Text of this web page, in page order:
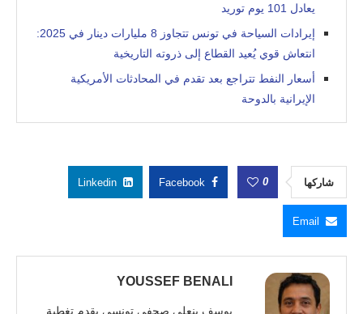
يعادل 101 يوم توريد
إيرادات السياحة في تونس تتجاوز 8 مليارات دينار في 2025:
انتعاش قوي يُعيد القطاع إلى ذروته التاريخية
أسعار النفط تتراجع بعد تقدم في المحادثات الأمريكية
الإيرانية بالدوحة
شاركها 0
Facebook
Linkedin
Email
YOUSSEF BENALI
يوسف بنعلي صحفي تونسي يقدم تغطية